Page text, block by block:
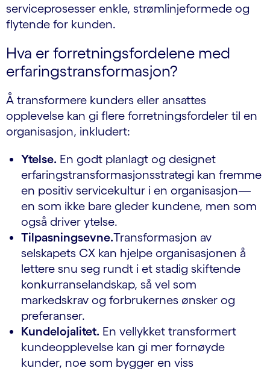
serviceprosesser enkle, strømlinjeformede og
flytende for kunden.
Hva er forretningsfordelene med
erfaringstransformasjon?
Å transformere kunders eller ansattes
opplevelse kan gi flere forretningsfordeler til en
organisasjon, inkludert:
Ytelse. En godt planlagt og designet
erfaringstransformasjonsstrategi kan fremme
en positiv servicekultur i en organisasjon—
en som ikke bare gleder kundene, men som
også driver ytelse.
Tilpasningsevne.Transformasjon av
selskapets CX kan hjelpe organisasjonen å
lettere snu seg rundt i et stadig skiftende
konkurranselandskap, så vel som
markedskrav og forbrukernes ønsker og
preferanser.
Kundelojalitet. En vellykket transformert
kundeopplevelse kan gi mer fornøyde
kunder, noe som bygger en viss